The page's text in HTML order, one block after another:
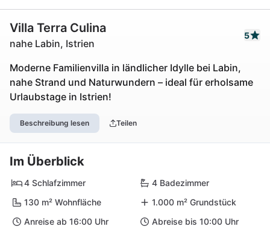
Villa Terra Culina
nahe Labin, Istrien
5
Moderne Familienvilla in ländlicher Idylle bei Labin,
nahe Strand und Naturwundern – ideal für erholsame
Urlaubstage in Istrien!
Beschreibung lesen Teilen
Im Überblick
4 Schlafzimmer
4 Badezimmer
130 m² Wohnfläche
1.000 m² Grundstück
Anreise ab 16:00 Uhr
Abreise bis 10:00 Uhr